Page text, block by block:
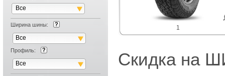
Все
Ширина шины:
Все
Профиль:
Все
1
Скидка на